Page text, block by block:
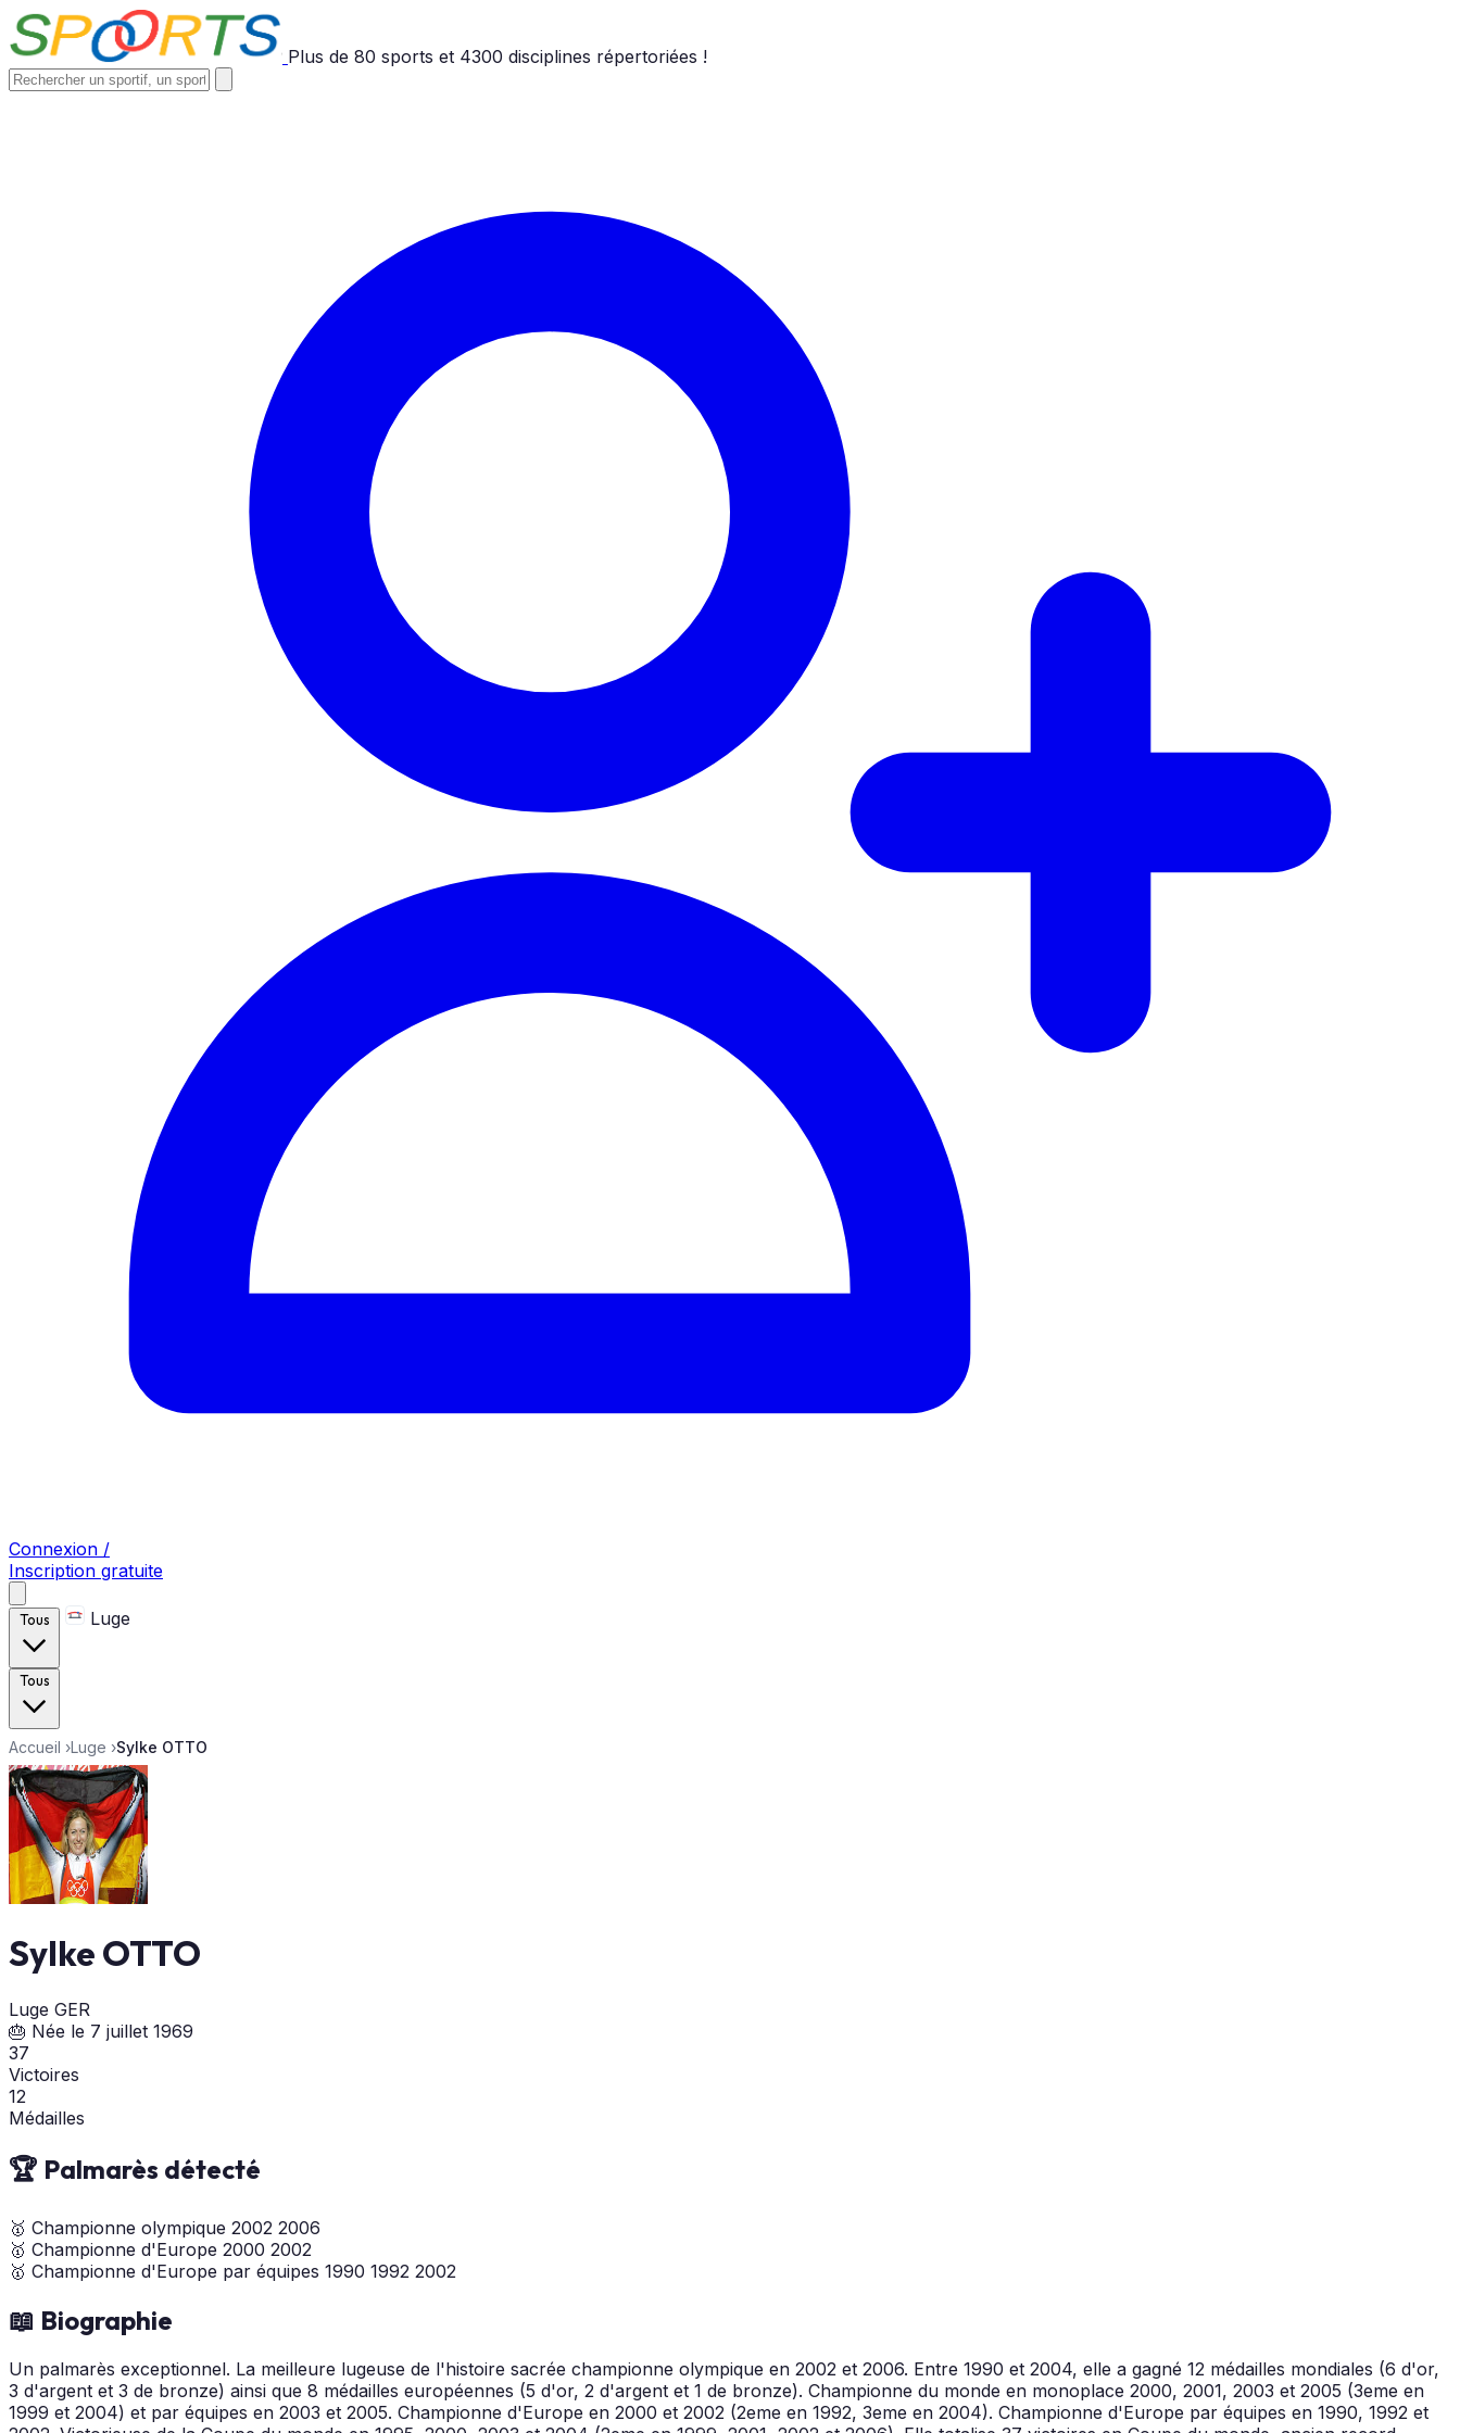
Plus de 80 sports et 4300 disciplines répertoriées !
Connexion /
Inscription gratuite
Tous Luge
Tous
Accueil ›Luge ›Sylke OTTO
Sylke OTTO
Luge GER
🎂 Née le 7 juillet 1969
37
Victoires
12
Médailles
🏆 Palmarès détecté
🥇 Championne olympique 2002 2006
🥇 Championne d'Europe 2000 2002
🥇 Championne d'Europe par équipes 1990 1992 2002
📖 Biographie
Un palmarès exceptionnel. La meilleure lugeuse de l'histoire sacrée championne olympique en 2002 et 2006. Entre 1990 et 2004, elle a gagné 12 médailles mondiales (6 d'or,
3 d'argent et 3 de bronze) ainsi que 8 médailles européennes (5 d'or, 2 d'argent et 1 de bronze). Championne du monde en monoplace 2000, 2001, 2003 et 2005 (3eme en
1999 et 2004) et par équipes en 2003 et 2005. Championne d'Europe en 2000 et 2002 (2eme en 1992, 3eme en 2004). Championne d'Europe par équipes en 1990, 1992 et